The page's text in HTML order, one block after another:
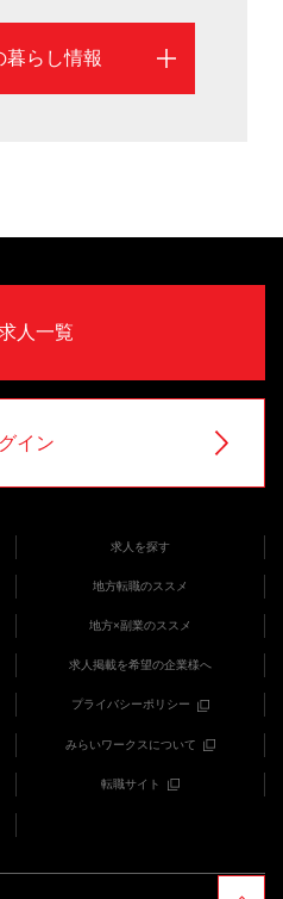
暮らし情報
人一覧
イン
求人を探す
地方転職のススメ
地方×副業のススメ
求人掲載を希望の企業様へ
プライバシーポリシー
みらいワークスについて
転職サイト